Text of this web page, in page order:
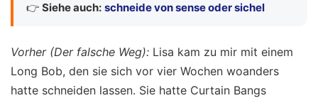
👉 Siehe auch: schneide von sense oder sichel
Vorher (Der falsche Weg): Lisa kam zu mir mit einem
Long Bob, den sie sich vor vier Wochen woanders
hatte schneiden lassen. Sie hatte Curtain Bangs